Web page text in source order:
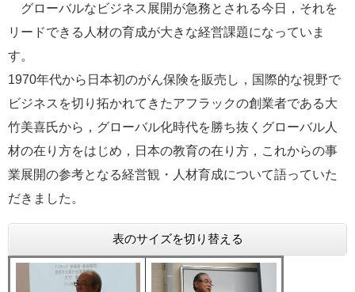
グローバルなビジネス展開が急務とされる今日，それを
リードできる人材の育成が大きな経営課題になっていま
す。
1970年代から日本初のがん保険を販売し，国際的な視野で
ビジネスを切り拓かれてきたアフラックの創業者である大
竹美喜氏から，グローバル化時代を勝ち抜くグローバル人
材の在り方をはじめ，日本の教育の在り方，これからの事
業展開の参考となる経営観・人材育成について語っていた
だきました。
表のサイズを切り替える